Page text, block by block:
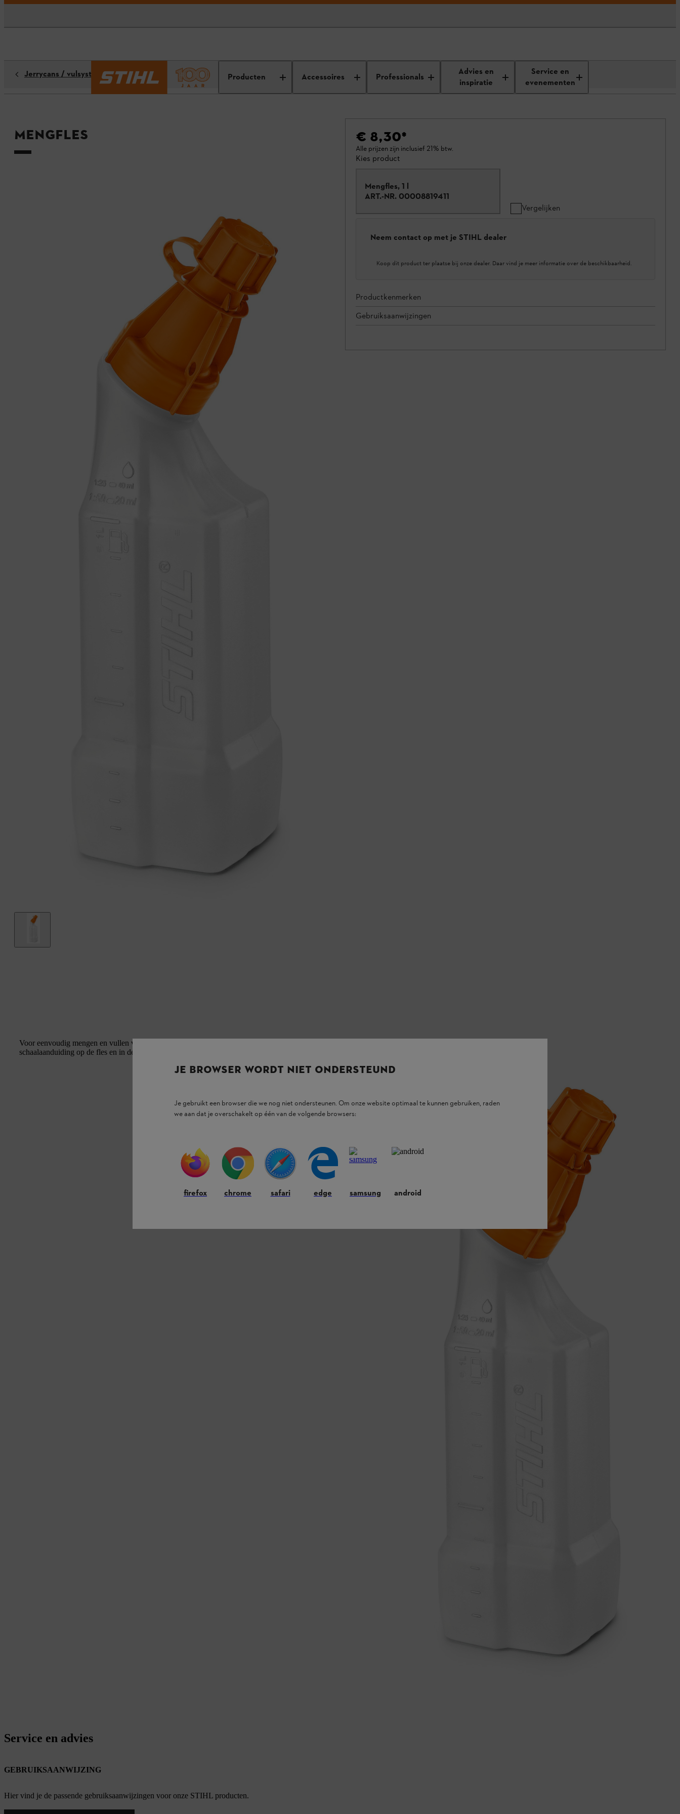
Producten Accessoires Professionals
Advies en
inspiratie
Service en
evenementen
Jerrycans / vulsystemen
Mengfles € 8,30*
Alle prijzen zijn inclusief 21% btw.
Kies product
Mengfles, 1 l
ART.-NR. 00008819411
Vergelijken
Neem contact op met je STIHL dealer
Koop dit product ter plaatse bij onze dealer. Daar vind je meer informatie over de beschikbaarheid.
Productkenmerken
Gebruiksaanwijzingen
Voor eenvoudig mengen en vullen van kleinere hoeveelheden brandstof tot 1l. Nauwe tuit, grote vulopening,
schaalaanduiding op de fles en in de dop, afsluitbaar.
Service en advies
GEBRUIKSAANWIJZING
Hier vind je de passende gebruiksaanwijzingen voor onze STIHL producten.
JE BROWSER WORDT NIET ONDERSTEUND
Je gebruikt een browser die we nog niet ondersteunen. Om onze website optimaal te kunnen gebruiken, raden
we aan dat je overschakelt op één van de volgende browsers:
firefox chrome safari edge samsung android